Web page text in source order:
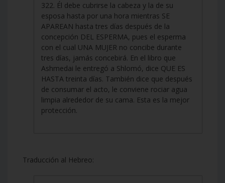
322. Él debe cubrirse la cabeza y la de su
esposa hasta por una hora mientras SE
APAREAN hasta tres días después de la
concepción DEL ESPERMA, pues el esperma
con el cual UNA MUJER no concibe durante
tres días, jamás concebirá. En el libro que
Ashmedai le entregó a Shlomó, dice QUE ES
HASTA treinta días. También dice que después
de consumar el acto, le conviene rociar agua
limpia alrededor de su cama. Esta es la mejor
protección.
Traducción al Hebreo: